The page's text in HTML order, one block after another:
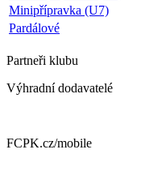
Minipřípravka (U7)
Pardálové
Partneři klubu
Výhradní dodavatelé
FCPK.cz/mobile